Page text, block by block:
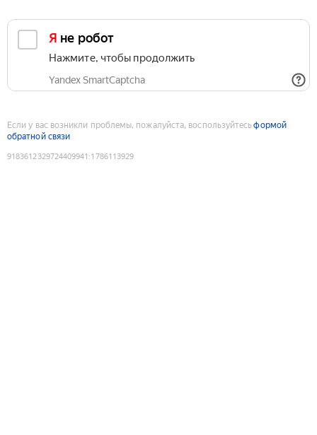
Я не робот
Нажмите, чтобы продолжить
Yandex SmartCaptcha
Если у вас возникли проблемы, пожалуйста, воспользуйтесьформой
обратной связи
9183612329724409941 :1786113929